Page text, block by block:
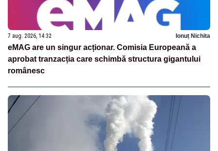
7 aug. 2026, 14:32 Ionuț Nichita
eMAG are un singur acționar. Comisia Europeană a
aprobat tranzacția care schimbă structura gigantului
românesc